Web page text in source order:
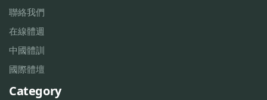
聯絡我們
在線體週
中國體訓
國際體壇
Category